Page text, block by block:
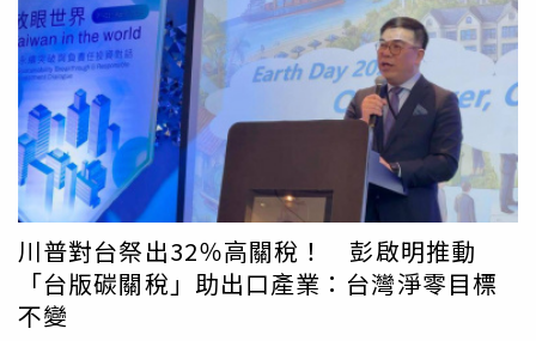
所以該擔心的是美國農產進口商，如何避免市場萎縮是他們
的當務之急，畢竟高關稅對美國的市場也不利。農業部官員
則說，農業部已提出了相關的支持方案，從金融支持、提升
產業競爭力、開拓國內外市場等三大面向出發，並提供六大
支持方案，包含「農業貸款利率加碼補貼」、「強化外銷冷
鏈體系」、「加速產業加值轉型」、「取得國內外標章或認
證、驗證」、「擴大國內行銷活動」、「擴大海外行銷」
等，總金額大概新台幣180億，希望能穩定農產出口，進一
步開拓市場。陳駿季也預告，2025年如同過去，農業部每1
至2年都會針對大宗飼料黃、小、玉（黃豆、小麥、玉米）
到美國進行採購，目前沒有打算更動採購計畫。
川普對台祭出32％高關稅！ 彭啟明推動
「台版碳關稅」助出口產業：台灣淨零目標
不變